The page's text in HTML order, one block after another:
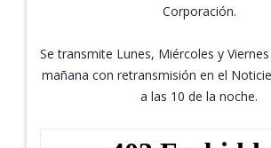
Corporación.
Se transmite Lunes, Miércoles y
mañana con retransmisión en el
a las 10 de la noche.